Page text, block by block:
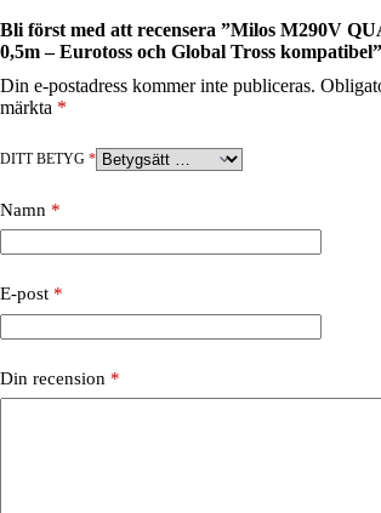
Bli först med att recensera ”Milos M290V
0,5m – Eurotoss och Global Tross kompatibel”
Din e-postadress kommer inte publiceras.
märkta *
DITT BETYG *
Namn *
E-post *
Din recension *